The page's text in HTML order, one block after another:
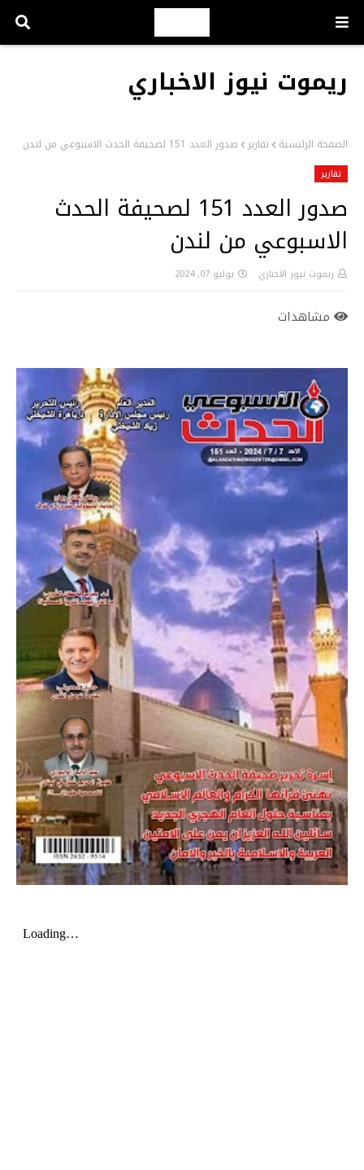
ريموت نيوز الاخباري
الصفحة الرئيسية تقارير صدور العدد 151 لصحيفة الحدث الاسبوعي من لندن
تقارير
صدور العدد 151 لصحيفة الحدث
الاسبوعي من لندن
ريموت نيوز الاخباري يوليو 07, 2024
مشاهدات